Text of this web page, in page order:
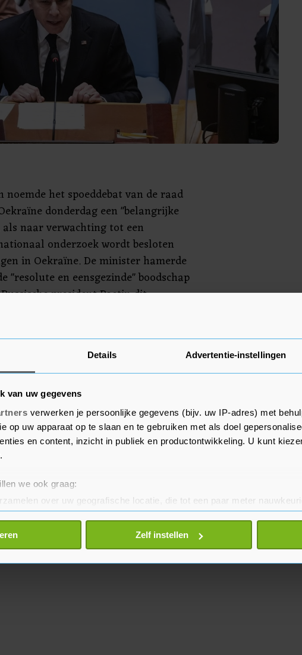
Details Advertentie-instellingen
van uw gegevens
verwerken je persoonlijke gegevens (bijv. uw IP-adres) met
op uw apparaat op te slaan en te gebruiken met als doel
en content, inzicht in publiek en productontwikkeling. U kunt
we ook graag:
over uw geografische locatie, die tot een paar meter
door het actief te scannen op specifieke eigenschappen
uw persoonlijke gegevens worden verwerkt en stel uw voorkeuren in het
wijzigen of intrekken in de Cookieverklaring.
Zelf instellen
noemde het spoeddebat van de raad
donderdag een "belangrijke
als naar verwachting tot een
onderzoek wordt besloten
in Oekraïne. De minister hamerde
"resolute en eensgezinde" boodschap
president Poetin dit
stoppen."
de democratisch gekozen
in Kiev omver te werpen, zullen de
en de situatie rond de mensenrechten
worden", waarschuwde Blinken verder.